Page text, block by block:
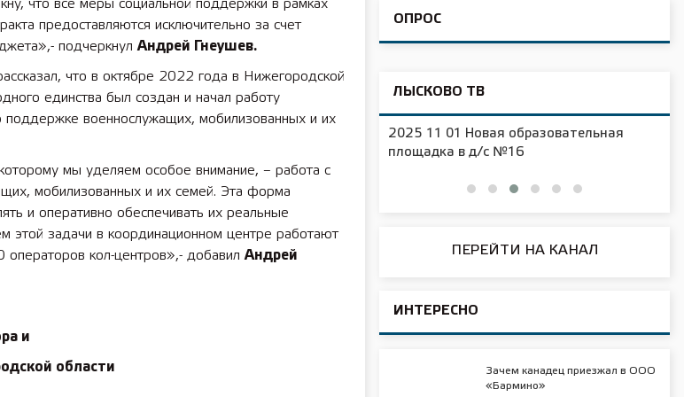
что все меры социальной поддержки в рамках
предоставляются исключительно за счет
подчеркнулАндрей Гнеушев.
что в октябре 2022 года в Нижегородской
единства был создан и начал работу
поддержке военнослужащих, мобилизованных и их
мы уделяем особое внимание, – работа с
мобилизованных и их семей. Эта форма
и оперативно обеспечивать их реальные
этой задачи в координационном центре работают
операторов кол-центров»,- добавилАндрей
и
области
ОПРОС
ЛЫСКОВО ТВ
2025 11 01 Новая образовательная
площадка в д/с №16
ПЕРЕЙТИ НА КАНАЛ
ИНТЕРЕСНО
Зачем канадец приезжал в ООО
«Бармино»